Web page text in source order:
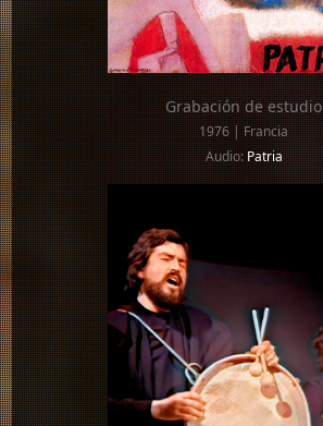
Grabación de estudio
1976 | Francia
Audio:Patria